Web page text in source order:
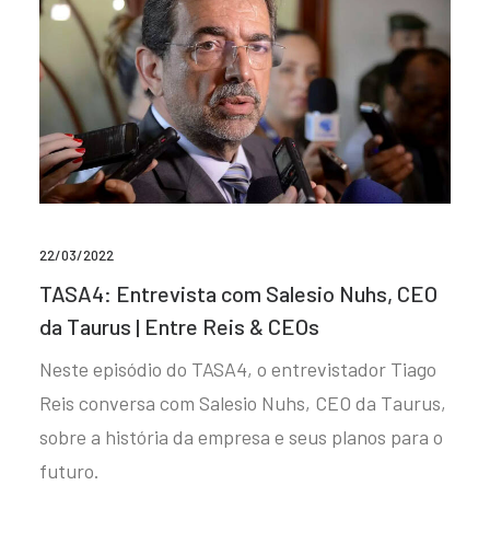
22/03/2022
TASA4: Entrevista com Salesio Nuhs, CEO
da Taurus | Entre Reis & CEOs
Neste episódio do TASA4, o entrevistador Tiago
Reis conversa com Salesio Nuhs, CEO da Taurus,
sobre a história da empresa e seus planos para o
futuro.